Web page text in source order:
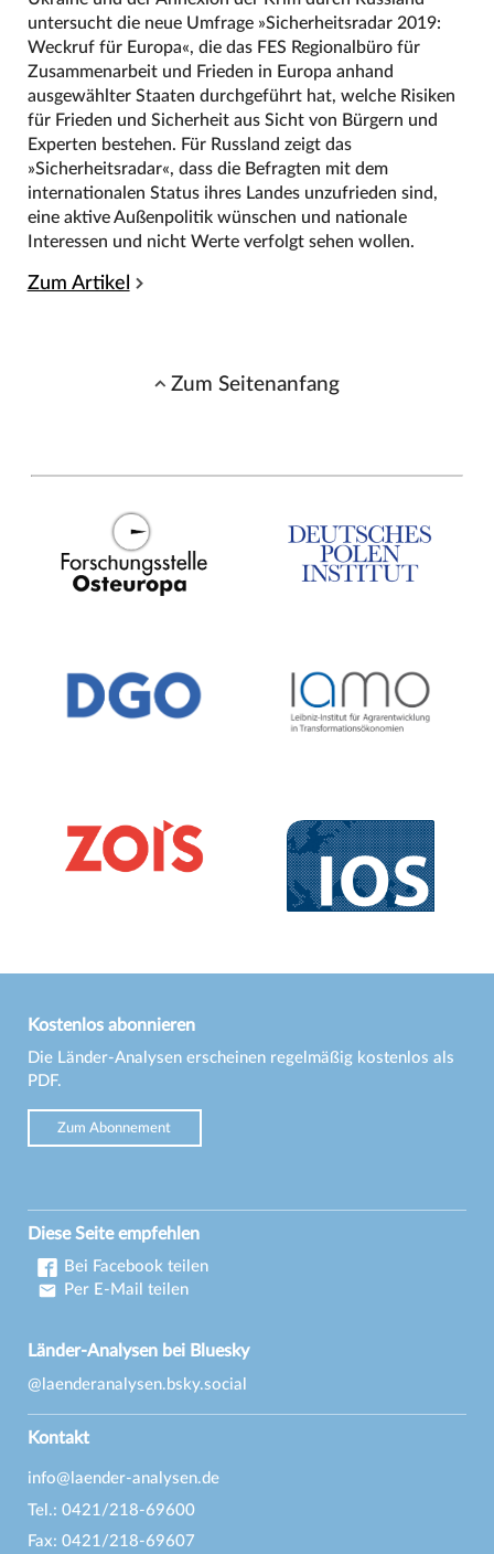
untersucht die neue Umfrage »Sicherheitsradar 2019:
Weckruf für Europa«, die das FES Regionalbüro für
Zusammenarbeit und Frieden in Europa anhand
ausgewählter Staaten durchgeführt hat, welche Risiken
für Frieden und Sicherheit aus Sicht von Bürgern und
Experten bestehen. Für Russland zeigt das
»Sicherheitsradar«, dass die Befragten mit dem
internationalen Status ihres Landes unzufrieden sind,
eine aktive Außenpolitik wünschen und nationale
Interessen und nicht Werte verfolgt sehen wollen.
Zum Artikel
Zum Seitenanfang
Kostenlos abonnieren
Die Länder-Analysen erscheinen regelmäßig kostenlos als
PDF.
Zum Abonnement
Diese Seite empfehlen
Bei Facebook teilen
Per E-Mail teilen
Länder-Analysen bei Bluesky
@laenderanalysen.bsky.social
Kontakt
info@laender-analysen.de
Tel.: 0421/218-69600
Fax: 0421/218-69607